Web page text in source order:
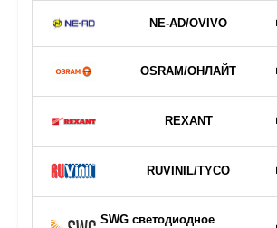
NE-AD/OVIVO
OSRAM/ОНЛАЙТ
REXANT
RUVINIL/TYCO
SWG светодиодное